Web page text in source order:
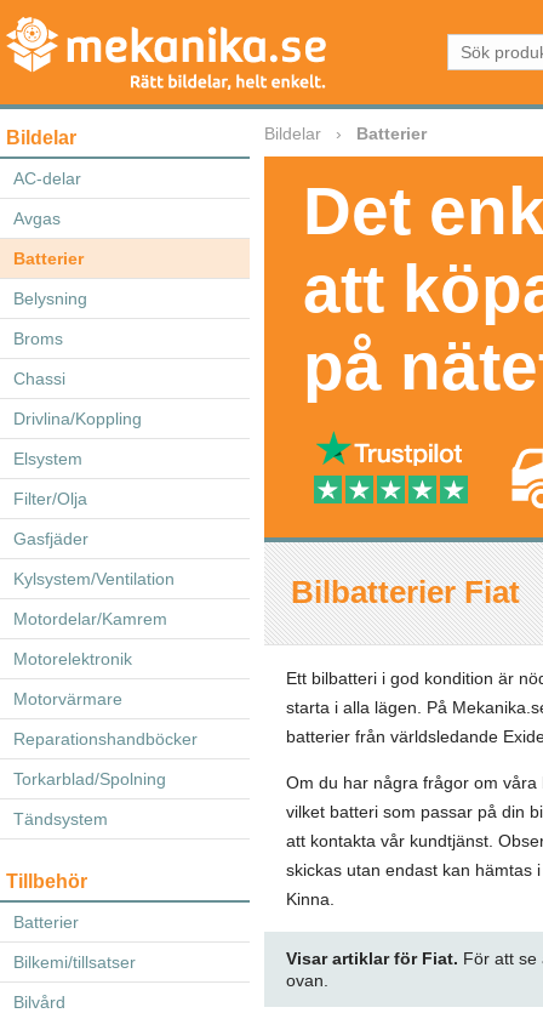
Bildelar
AC-delar
Avgas
Batterier
Belysning
Broms
Chassi
Drivlina/Koppling
Elsystem
Filter/Olja
Gasfjäder
Kylsystem/Ventilation
Motordelar/Kamrem
Motorelektronik
Motorvärmare
Reparationshandböcker
Torkarblad/Spolning
Tändsystem
Tillbehör
Batterier
Bilkemi/tillsatser
Bilvård
Bildelar Batterier
Det
att
på
Bilbatterier Fiat
Ett bilbatteri i god kondition är
starta i alla lägen. På
batterier från världsledande
Om du har några frågor om
vilket batteri som passar på din
att kontakta vår kundtjänst.
skickas utan endast kan hämtas
Kinna.
Visar artiklar för Fiat. För att se
ovan.